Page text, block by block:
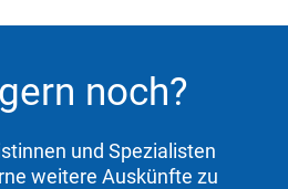
noch?
und Spezialisten
weitere Auskünfte zu